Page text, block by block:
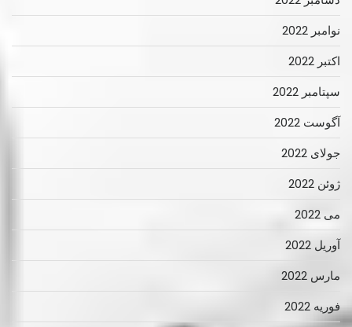
نوامبر 2022
اکتبر 2022
سپتامبر 2022
آگوست 2022
جولای 2022
ژوئن 2022
می 2022
آوریل 2022
مارس 2022
فوریه 2022